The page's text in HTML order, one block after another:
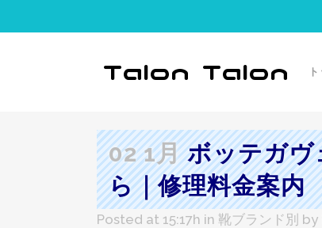
02 1月ボッテガヴ
ら｜修理料金案内
Posted at 15:17h in 靴ブランド別 by